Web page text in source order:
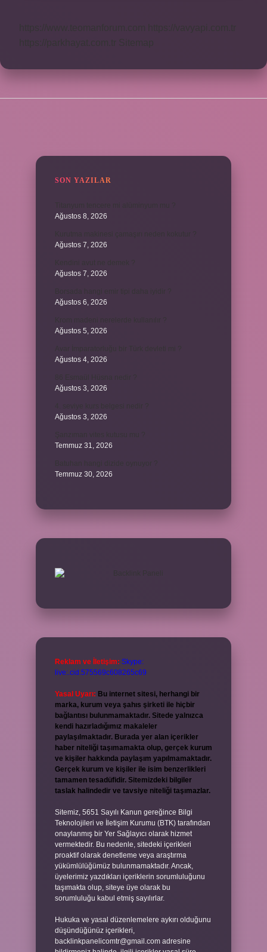
SON YAZILAR
Ağustos 8, 2026
Ağustos 7, 2026
Ağustos 7, 2026
Ağustos 6, 2026
Ağustos 5, 2026
Ağustos 4, 2026
Ağustos 3, 2026
Ağustos 3, 2026
Temmuz 31, 2026
Temmuz 30, 2026
Reklam ve İletişim: Skype:
live:.cid.575569c608265c69
Yasal Uyarı: Bu internet sitesi, herhangi bir
marka, kurum veya şahıs şirketi ile hiçbir
bağlantısı bulunmamaktadır. Sitede yalnızca
kendi hazırladığımız makaleler
paylaşılmaktadır. Burada yer alan içerikler
haber niteliği taşımamakta olup, gerçek kurum
ve kişiler hakkında paylaşım yapılmamaktadır.
Gerçek kurum ve kişiler ile isim benzerlikleri
tamamen tesadüfidir. Sitemizdeki bilgiler
taslak halindedir ve tavsiye niteliği taşımazlar.
Sitemiz, 5651 Sayılı Kanun gereğince Bilgi
Teknolojileri ve İletişim Kurumu (BTK) tarafından
onaylanmış bir Yer Sağlayıcı olarak hizmet
vermektedir. Bu nedenle, sitedeki içerikleri
proaktif olarak denetleme veya araştırma
yükümlülüğümüz bulunmamaktadır. Ancak,
üyelerimiz yazdıkları içeriklerin sorumluluğunu
taşımakta olup, siteye üye olarak bu
sorumluluğu kabul etmiş sayılırlar.
Hukuka ve yasal düzenlemelere aykırı olduğunu
düşündüğünüz içerikleri,
backlinkpanelicomtr@gmail.com adresine